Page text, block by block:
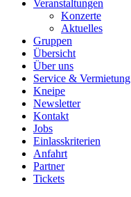
Veranstaltungen
Konzerte
Aktuelles
Gruppen
Übersicht
Über uns
Service & Vermietung
Kneipe
Newsletter
Kontakt
Jobs
Einlasskriterien
Anfahrt
Partner
Tickets